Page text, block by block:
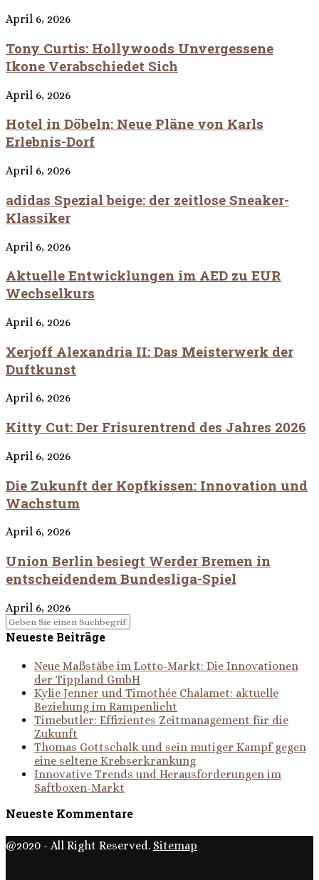
April 6, 2026
Tony Curtis: Hollywoods Unvergessene
Ikone Verabschiedet Sich
April 6, 2026
Hotel in Döbeln: Neue Pläne von Karls
Erlebnis-Dorf
April 6, 2026
adidas Spezial beige: der zeitlose Sneaker-
Klassiker
April 6, 2026
Aktuelle Entwicklungen im AED zu EUR
Wechselkurs
April 6, 2026
Xerjoff Alexandria II: Das Meisterwerk der
Duftkunst
April 6, 2026
Kitty Cut: Der Frisurentrend des Jahres 2026
April 6, 2026
Die Zukunft der Kopfkissen: Innovation und
Wachstum
April 6, 2026
Union Berlin besiegt Werder Bremen in
entscheidendem Bundesliga-Spiel
April 6, 2026
Neueste Beiträge
Neue Maßstäbe im Lotto-Markt: Die Innovationen
der Tippland GmbH
Kylie Jenner und Timothée Chalamet: aktuelle
Beziehung im Rampenlicht
Timebutler: Effizientes Zeitmanagement für die
Zukunft
Thomas Gottschalk und sein mutiger Kampf gegen
eine seltene Krebserkrankung
Innovative Trends und Herausforderungen im
Saftboxen-Markt
Neueste Kommentare
@2020 - All Right Reserved. Sitemap